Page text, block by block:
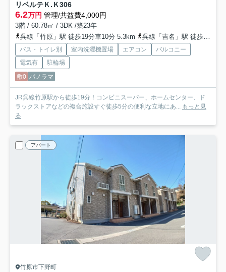
リベルテＫ.Ｋ306
6.2万円 管理/共益費4,000円
3階 / 60.78㎡ / 3DK /築23年
呉線「竹原」駅 徒歩19分車10分 5.3km
呉線「吉名」駅 徒歩66分
バス・トイレ別 室内洗濯機置場 エアコン
バルコニー
電気有
駐輪場
敷0 パノラマ
JR呉線竹原駅から徒歩19分！コンビニスーパー、ホームセンター、ド
ラックストアなどの複合施設すぐ徒歩5分の便利な立地にあ... もっと見
る
アパート
竹原市下野町